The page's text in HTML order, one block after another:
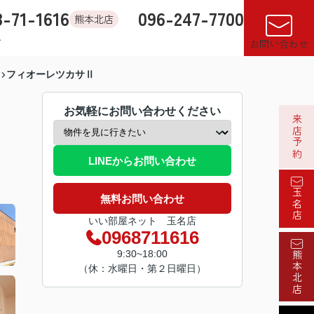
71-1616 熊本北店 096-247-7700
お問い合わせ
フィオーレツカサⅡ
お気軽にお問い合わせください
LINEからお問い合わせ
無料お問い合わせ
いい部屋ネット 玉名店
0968711616
9:30~18:00
（休：水曜日・第２日曜日）
来店予約
玉名店
熊本北店